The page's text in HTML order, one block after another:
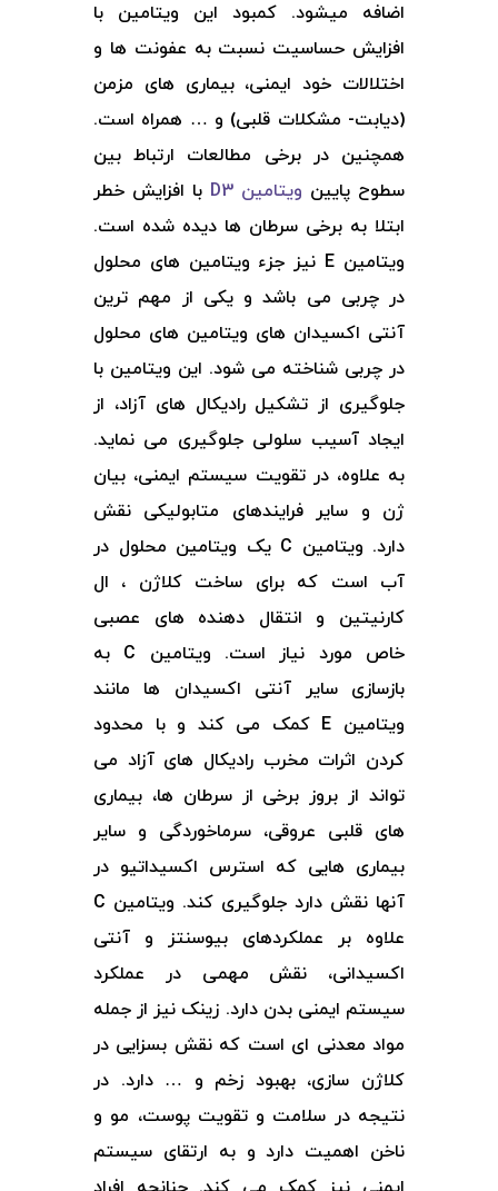
اضافه میشود. کمبود این ویتامین با
افزایش حساسیت نسبت به عفونت ها و
اختلالات خود ایمنی، بیماری های مزمن
(دیابت- مشکلات قلبی) و … همراه است.
همچنین در برخی مطالعات ارتباط بین
سطوح پایین ویتامین D3
با افزایش خطر
ابتلا به برخی سرطان ها دیده شده است.
ویتامین E نیز جزء ویتامین های محلول
در چربی می باشد و یکی از مهم ترین
آنتی اکسیدان های ویتامین های محلول
در چربی شناخته می شود. این ویتامین با
جلوگیری از تشکیل رادیکال های آزاد، از
ایجاد آسیب سلولی جلوگیری می نماید.
به علاوه، در تقویت سیستم ایمنی، بیان
ژن و سایر فرایندهای متابولیکی نقش
دارد. ویتامین C یک ویتامین محلول در
آب است که برای ساخت کلاژن ، ال
کارنیتین و انتقال دهنده های عصبی
خاص مورد نیاز است. ویتامین C به
بازسازی سایر آنتی اکسیدان ها مانند
ویتامین E کمک می کند و با محدود
کردن اثرات مخرب رادیکال های آزاد می
تواند از بروز برخی از سرطان ها، بیماری
های قلبی عروقی، سرماخوردگی و سایر
بیماری هایی که استرس اکسیداتیو در
آنها نقش دارد جلوگیری کند. ویتامین C
علاوه بر عملکردهای بیوسنتز و آنتی
اکسیدانی، نقش مهمی در عملکرد
سیستم ایمنی بدن دارد. زینک نیز از جمله
مواد معدنی ای است که نقش بسزایی در
کلاژن سازی، بهبود زخم و … دارد. در
نتیجه در سلامت و تقویت پوست، مو و
ناخن اهمیت دارد و به ارتقای سیستم